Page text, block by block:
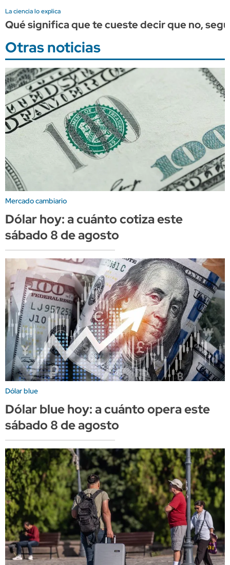
La ciencia lo explica
Qué significa que te cueste decir que no,
Otras noticias
Mercado cambiario
Dólar hoy: a cuánto cotiza este
sábado 8 de agosto
Dólar blue
Dólar blue hoy: a cuánto opera este
sábado 8 de agosto